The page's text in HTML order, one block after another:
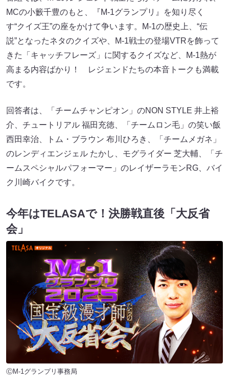
MCの小籔千豊のもと、『M-1グランプリ』を知り尽く
す“クイズ王”の座をかけて争います。M-1の歴史上、“伝
説”となったネタのクイズや、M-1戦士の登場VTRを飾って
きた「キャッチフレーズ」に関するクイズなど、M-1熱が
高まる内容ばかり！ レジェンドたちの本音トークも満載
です。
回答者は、「チームチャンピオン」のNON STYLE 井上裕
介、チュートリアル 福田充徳、「チームロン毛」の笑い飯
西田幸治、トム・ブラウン 布川ひろき、「チームメガネ」
のレンディエンジェル たかし、モグライダー 芝大輔、「チ
ームスペシャルパフォーマー」のレイザーラモンRG、バイ
ク川崎バイクです。
今年はTELASAで！決勝戦直後「大反省
会」
ⒸM-1グランプリ事務局